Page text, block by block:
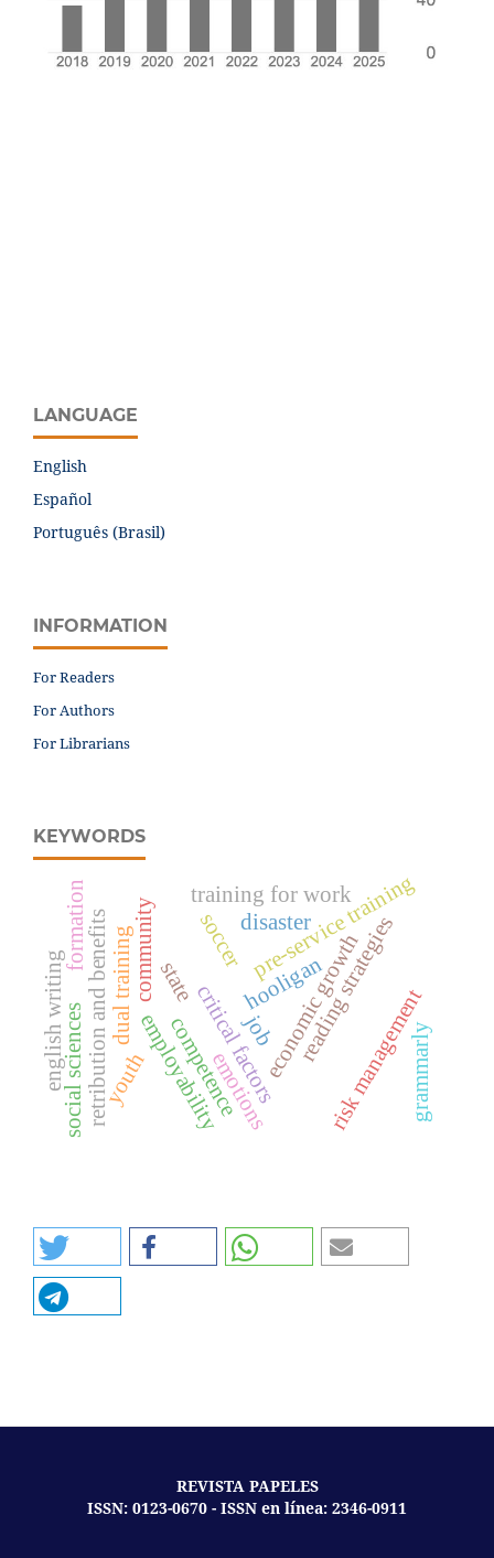
LANGUAGE
English
Español
Português (Brasil)
INFORMATION
For Readers
For Authors
For Librarians
KEYWORDS
competence
community state economic growth
pre-service training
reading strategies
risk management
disaster
dual training
training for work
employabilitycritical factors
retribution and benefits hooligan
soccer
youth
job
social sciences
formation
english writing grammarly
emotions
REVISTA PAPELES
ISSN: 0123-0670 - ISSN en línea: 2346-0911